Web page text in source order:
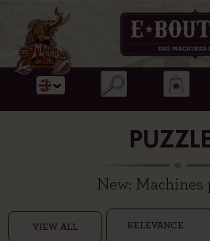
New: Machines
VIEW ALL RELEVANCE